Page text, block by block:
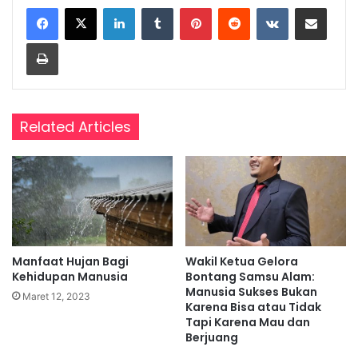
Related Articles
Manfaat Hujan Bagi
Kehidupan Manusia
Maret 12, 2023
Wakil Ketua Gelora
Bontang Samsu Alam:
Manusia Sukses Bukan
Karena Bisa atau Tidak
Tapi Karena Mau dan
Berjuang